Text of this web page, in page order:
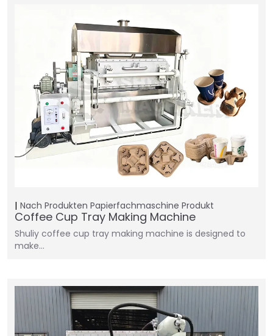
Nach Produkten Papierfachmaschine Produkt
Coffee Cup Tray Making Machine
Shuliy coffee cup tray making machine is designed to
make…